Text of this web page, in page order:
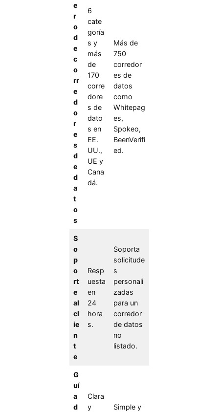
e
r
o
d
e
c
o
rr
e
d
o
r
e
s
d
e
d
a
t
o
s
6
cate
goría
s y
más
de
170
corre
dore
s de
dato
s en
EE.
UU.,
UE y
Cana
dá.
Más de
750
corredor
es de
datos
como
Whitepag
es,
Spokeo,
BeenVerifi
ed.
S
o
p
o
rt
e
al
cl
ie
n
t
e
Resp
uesta
en
24
hora
s.
Soporta
solicitude
s
personali
zadas
para un
corredor
de datos
no
listado.
G
uí
a
d
Clara
y
Simple y